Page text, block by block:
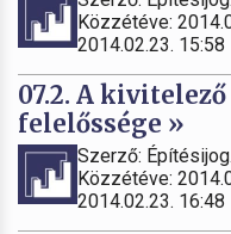
Közzétéve:
2014.02.23. 15:58
07.2. A
felelőssége »
Szerző:
Közzétéve:
2014.02.23. 16:48